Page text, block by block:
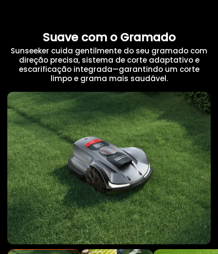
Suave com o Gramado
Sunseeker cuida gentilmente do seu gramado com
direção precisa, sistema de corte adaptativo e
escarificação integrada—garantindo um corte
limpo e grama mais saudável.